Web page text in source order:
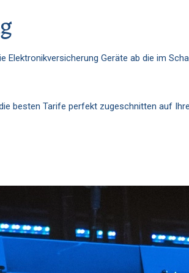
Geräte ab die im
besten Tarife perfekt zugeschnitten auf